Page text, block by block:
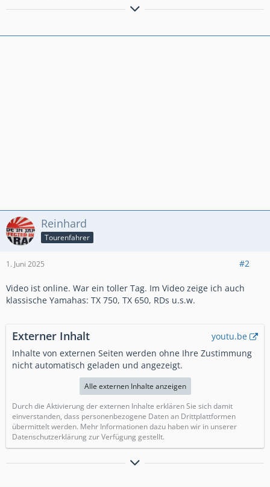
Moto Guzzi Le Mans 1, Moto Guzzi Le Mans II, Moto Guzzi 1000
Reinhard
Tourenfahrer
1. Juni 2025 #2
Video ist online. War ein toller Tag. Im Video zeige ich auch
klassische Yamahas: TX 750, TX 650, RDs u.s.w.
Externer Inhalt
youtu.be
Inhalte von externen Seiten werden ohne Ihre Zustimmung
nicht automatisch geladen und angezeigt.
Alle externen Inhalte anzeigen
Durch die Aktivierung der externen Inhalte erklären Sie sich damit
einverstanden, dass personenbezogene Daten an Drittplattformen
übermittelt werden. Mehr Informationen dazu haben wir in unserer
Datenschutzerklärung zur Verfügung gestellt.
Moto Guzzi Le Mans 1, Moto Guzzi Le Mans II, Moto Guzzi 1000